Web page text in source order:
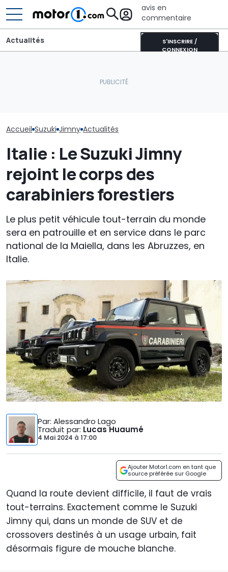
avis en
commentaire
S'INSCRIRE /
CONNEXION
Actualités
Accueil Suzuki Jimny Actualités
Italie : Le Suzuki Jimny
rejoint le corps des
carabiniers forestiers
Le plus petit véhicule tout-terrain du monde
sera en patrouille et en service dans le parc
national de la Maiella, dans les Abruzzes, en
Italie.
Par: Alessandro Lago
Traduit par: Lucas Huaumé
4 Mai 2024 à 17:00
Ajouter Motor1.com en tant que
source préférée sur Google
Quand la route devient difficile, il faut de vrais
tout-terrains. Exactement comme le Suzuki
Jimny qui, dans un monde de SUV et de
crossovers destinés à un usage urbain, fait
désormais figure de mouche blanche.